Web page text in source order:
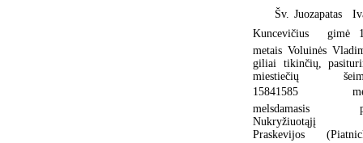
Šv. Juozapatas 
Kuncevičius  gimė
metais Voluinės
giliai tikinčių,
miestiečių
15841585
melsdamasis
Nukryžiuotąjį
Praskevijos